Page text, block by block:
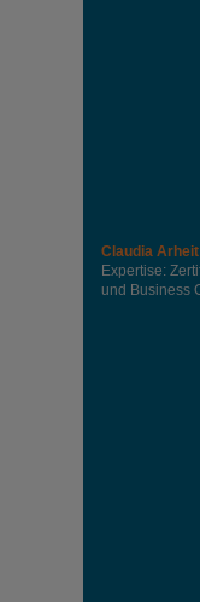
Claudia Arheit
Expertise:
und Business